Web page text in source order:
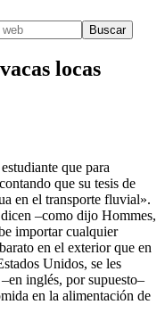
locas
que para
que su tesis de
en el transporte fluvial».
–como dijo Hommes,
importar cualquier
en el exterior que en
Unidos, se les
inglés, por supuesto–
en la alimentación de